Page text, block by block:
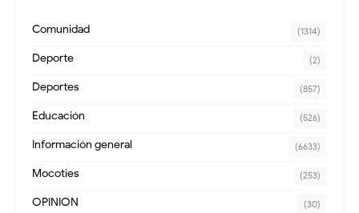
Comunidad (1314)
Deporte (2)
Deportes (857)
Educación (526)
Información general (6633)
Mocoties (253)
OPINION (30)